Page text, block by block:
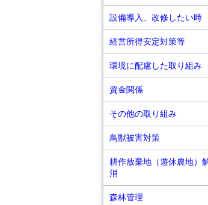
設備導入、改修したい時
経営所得安定対策等
環境に配慮した取り組み
資金関係
その他の取り組み
鳥獣被害対策
耕作放棄地（遊休農地）
消
森林管理